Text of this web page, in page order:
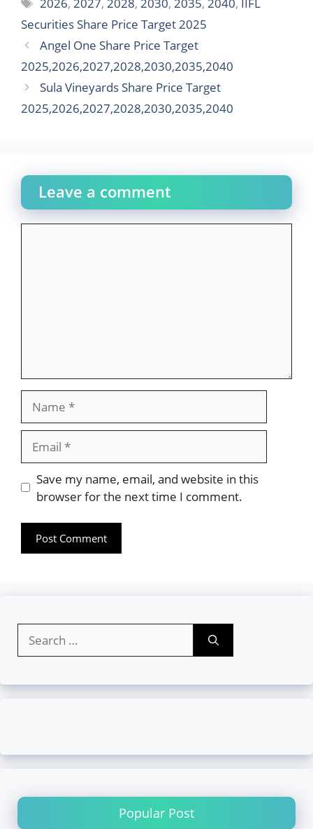
Securities Share Price Target 2025
Angel One Share Price Target
2025,2026,2027,2028,2030,2035,2040
Sula Vineyards Share Price Target
2025,2026,2027,2028,2030,2035,2040
Leave a comment
Website
Save my name, email, and website in this
browser for the next time I comment.
for:
Popular Post